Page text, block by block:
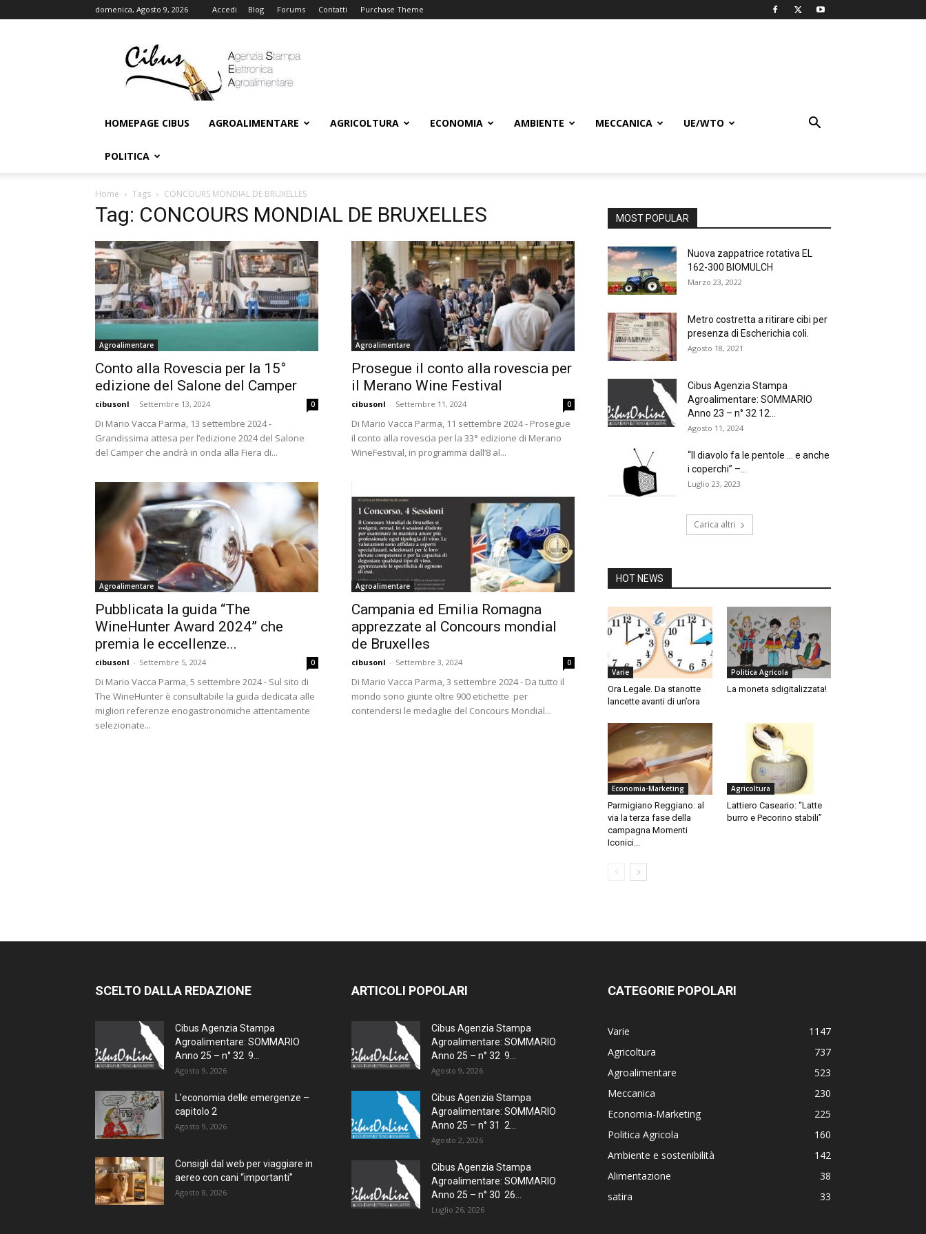
domenica, Agosto 9, 2026 Accedi Blog Forums Contatti Purchase Theme
Online
HOMEPAGE CIBUS AGROALIMENTARE AGRICOLTURA ECONOMIA AMBIENTE MECCANICA UE/WTO
POLITICA
Home Tags CONCOURS MONDIAL DE BRUXELLES
Tag: CONCOURS MONDIAL DE BRUXELLES
Agroalimentare
Conto alla Rovescia per la 15°
edizione del Salone del Camper
cibusonl - Settembre 13, 2024 0
Di Mario Vacca Parma, 13 settembre 2024 -
Grandissima attesa per l’edizione 2024 del Salone
del Camper che andrà in onda alla Fiera di...
Agroalimentare
Prosegue il conto alla rovescia per
il Merano Wine Festival
cibusonl - Settembre 11, 2024 0
Di Mario Vacca Parma, 11 settembre 2024 - Prosegue
il conto alla rovescia per la 33° edizione di Merano
WineFestival, in programma dall’8 al...
Agroalimentare
Pubblicata la guida “The
WineHunter Award 2024” che
premia le eccellenze...
cibusonl - Settembre 5, 2024 0
Di Mario Vacca Parma, 5 settembre 2024 - Sul sito di
The WineHunter è consultabile la guida dedicata alle
migliori referenze enogastronomiche attentamente
selezionate...
Agroalimentare
Campania ed Emilia Romagna
apprezzate al Concours mondial
de Bruxelles
cibusonl - Settembre 3, 2024 0
Di Mario Vacca Parma, 3 settembre 2024 - Da tutto il
mondo sono giunte oltre 900 etichette per
contendersi le medaglie del Concours Mondial...
MOST POPULAR
Nuova zappatrice rotativa EL
162-300 BIOMULCH
Marzo 23, 2022
Metro costretta a ritirare cibi per
presenza di Escherichia coli.
Agosto 18, 2021
Cibus Agenzia Stampa
Agroalimentare: SOMMARIO
Anno 23 – n° 32 12...
Agosto 11, 2024
“Il diavolo fa le pentole … e anche
i coperchi” –...
Luglio 23, 2023
Carica altri
HOT NEWS
Varie
Ora Legale. Da stanotte
lancette avanti di un’ora
Politica Agricola
La moneta sdigitalizzata!
Economia-Marketing
Parmigiano Reggiano: al
via la terza fase della
campagna Momenti
Iconici...
Agricoltura
Lattiero Caseario: “Latte
burro e Pecorino stabili”
SCELTO DALLA REDAZIONE
Cibus Agenzia Stampa
Agroalimentare: SOMMARIO
Anno 25 – n° 32 9...
Agosto 9, 2026
L’economia delle emergenze –
capitolo 2
Agosto 9, 2026
Consigli dal web per viaggiare in
aereo con cani “importanti”
Agosto 8, 2026
ARTICOLI POPOLARI
Cibus Agenzia Stampa
Agroalimentare: SOMMARIO
Anno 25 – n° 32 9...
Agosto 9, 2026
Cibus Agenzia Stampa
Agroalimentare: SOMMARIO
Anno 25 – n° 31 2...
Agosto 2, 2026
Cibus Agenzia Stampa
Agroalimentare: SOMMARIO
Anno 25 – n° 30 26...
Luglio 26, 2026
CATEGORIE POPOLARI
Varie
1147
Agricoltura
737
Agroalimentare
523
Meccanica
230
Economia-Marketing
225
Politica Agricola
160
Ambiente e sostenibilità
142
Alimentazione
38
satira
33